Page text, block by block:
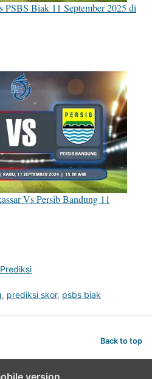
PSBS Biak 11 September 2025 di
Vs Persib Bandung 11
Prediksi
, prediksi skor, psbs biak
Back to top
version